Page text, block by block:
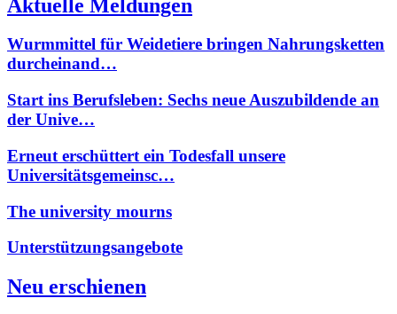
Aktuelle Meldungen
Wurmmittel für Weidetiere bringen Nahrungsketten
durcheinand…
Start ins Berufsleben: Sechs neue Auszubildende an
der Unive…
Erneut erschüttert ein Todesfall unsere
Universitätsgemeinsc…
The university mourns
Unterstützungsangebote
Neu erschienen